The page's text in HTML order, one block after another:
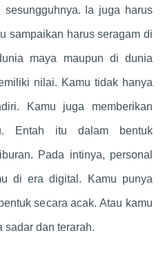
sesungguhnya. Ia juga harus
sampaikan harus seragam di
maya maupun di dunia
nilai. Kamu tidak hanya
Kamu juga memberikan
Entah itu dalam bentuk
Pada intinya, personal
di era digital. Kamu punya
secara acak. Atau kamu
sadar dan terarah.